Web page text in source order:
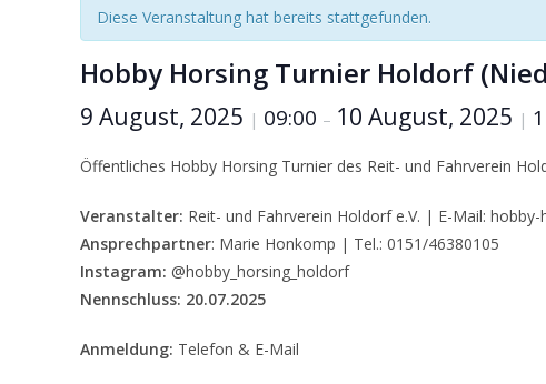
Diese Veranstaltung hat bereits stattgefunden.
Hobby Horsing Turnier Holdorf
9 August, 2025 | 09:00 – 10 August, 2025 |
Öffentliches Hobby Horsing Turnier des Reit- und Fahrverein
Veranstalter: Reit- und Fahrverein Holdorf e.V. | E-Mail:
Ansprechpartner: Marie Honkomp | Tel.: 0151/46380105
Instagram: @hobby_horsing_holdorf
Nennschluss: 20.07.2025
Anmeldung: Telefon & E-Mail